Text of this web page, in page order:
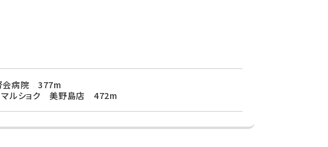
会病院 377m
マルショク 美野島店 472m